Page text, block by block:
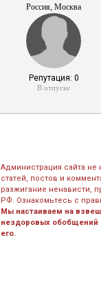
Россия, Москва
Репутация: 0
В отпуске
Администрация сайта
статей, постов и
разжигание ненависти,
РФ. Ознакомьтесь с
Мы настаиваем на
нездоровых обобщений
его.